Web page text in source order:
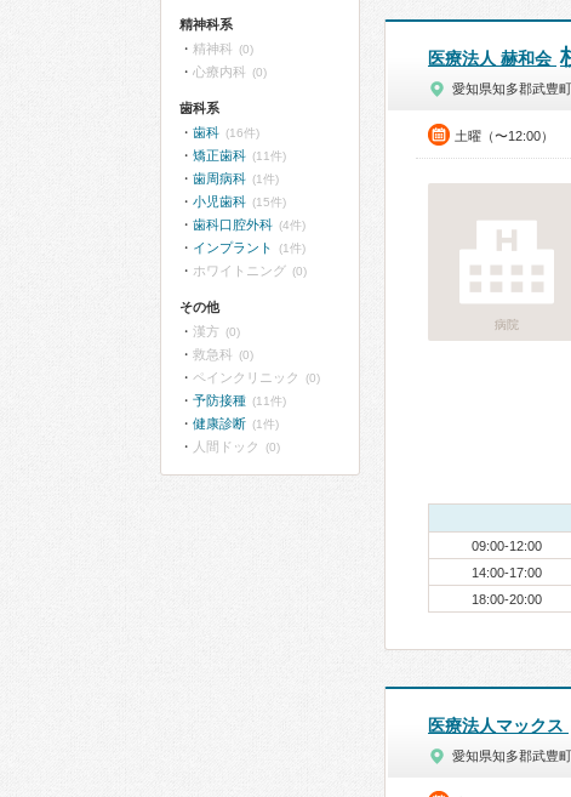
医療法人 赫和会
愛知県知多郡武豊
土曜（〜12:00）
病院
09:00-12:00
14:00-17:00
18:00-20:00
医療法人マックス
愛知県知多郡武豊
精神科系
精神科 (0)
心療内科 (0)
歯科系
歯科 (16件)
矯正歯科 (11件)
歯周病科 (1件)
小児歯科 (15件)
歯科口腔外科 (4件)
インプラント (1件)
ホワイトニング (0)
その他
漢方 (0)
救急科 (0)
ペインクリニック (0)
予防接種 (11件)
健康診断 (1件)
人間ドック (0)